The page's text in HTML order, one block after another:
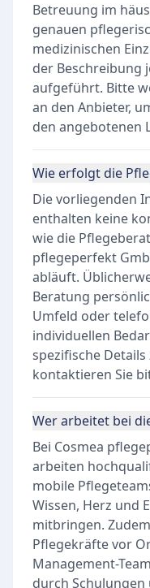
Betreuung im
genauen
medizinischen
der Beschreibung
aufgeführt. Bitte
an den Anbieter,
den angebotenen
Wie erfolgt die
Die vorliegenden
enthalten keine
wie die
pflegeperfekt
abläuft.
Beratung
Umfeld oder
individuellen
spezifische
kontaktieren Sie
Wer arbeitet bei
Bei Cosmea
arbeiten
mobile
Wissen, Herz und
mitbringen.
Pflegekräfte vor
Management-
durch